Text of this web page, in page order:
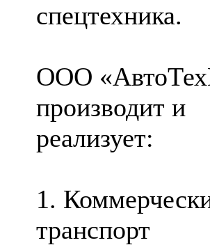
спецтехника.
ООО
производит и
реализует:
1.
транспорт